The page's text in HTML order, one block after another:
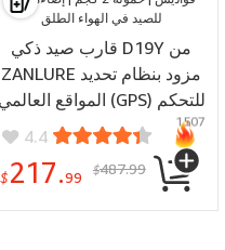
قارب صيد ذكي D19Y من
ZANLURE مزود بنظام تحديد
المواقع العالمي (GPS) للتحكم
عن بُعد - 99 وضعية | تحكم
حتى 600 متر | 4 قواديس |
حمولة 2 كجم | إضاءة ليلية
4.4
$217.99 $487.99
1507